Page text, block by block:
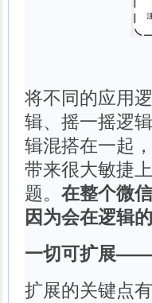
将不同的应用
辑、摇一摇逻
辑混搭在一起
带来很大敏捷
题。 在整个微
因为会在逻辑
一切可扩展——
扩展的关键点